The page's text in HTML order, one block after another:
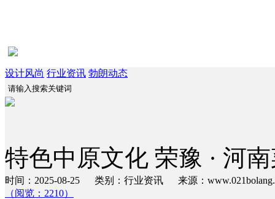
设计风尚 行业资讯 勃朗动态
特色中原文化 荣豫 · 河
时间：2025-08-25 类别：行业资讯 来源：
（阅览：2210）